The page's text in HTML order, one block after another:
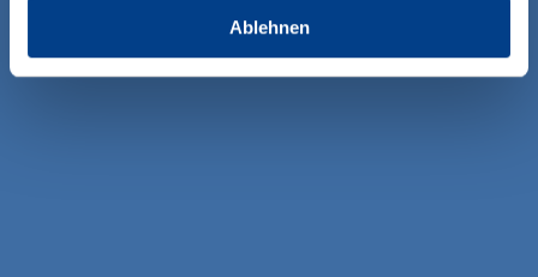
Ablehnen